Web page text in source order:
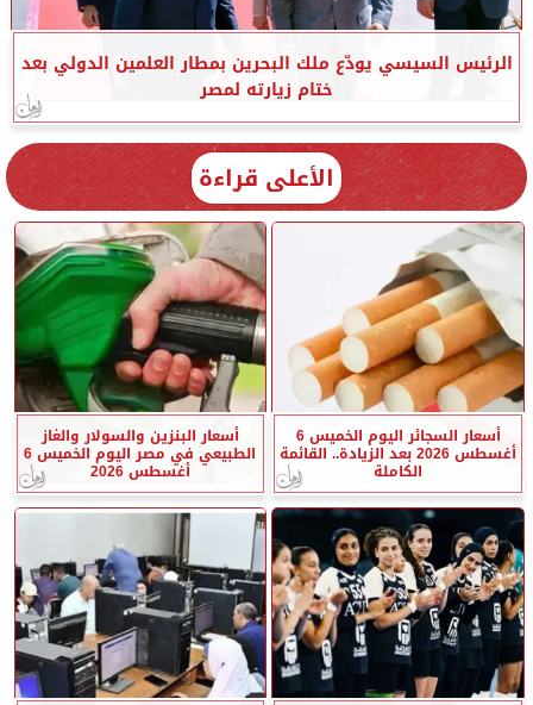
الرئيس السيسي يودّع ملك البحرين بمطار العلمين الدولي بعد
ختام زيارته لمصر
الأعلى قراءة
أسعار السجائر اليوم الخميس 6
أغسطس 2026 بعد الزيادة.. القائمة
الكاملة
أسعار البنزين والسولار والغاز
الطبيعي في مصر اليوم الخميس 6
أغسطس 2026